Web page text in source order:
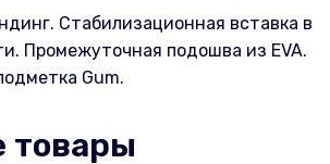
Стабилизационная вставка в
Промежуточная подошва из EVA.
Gum.
товары